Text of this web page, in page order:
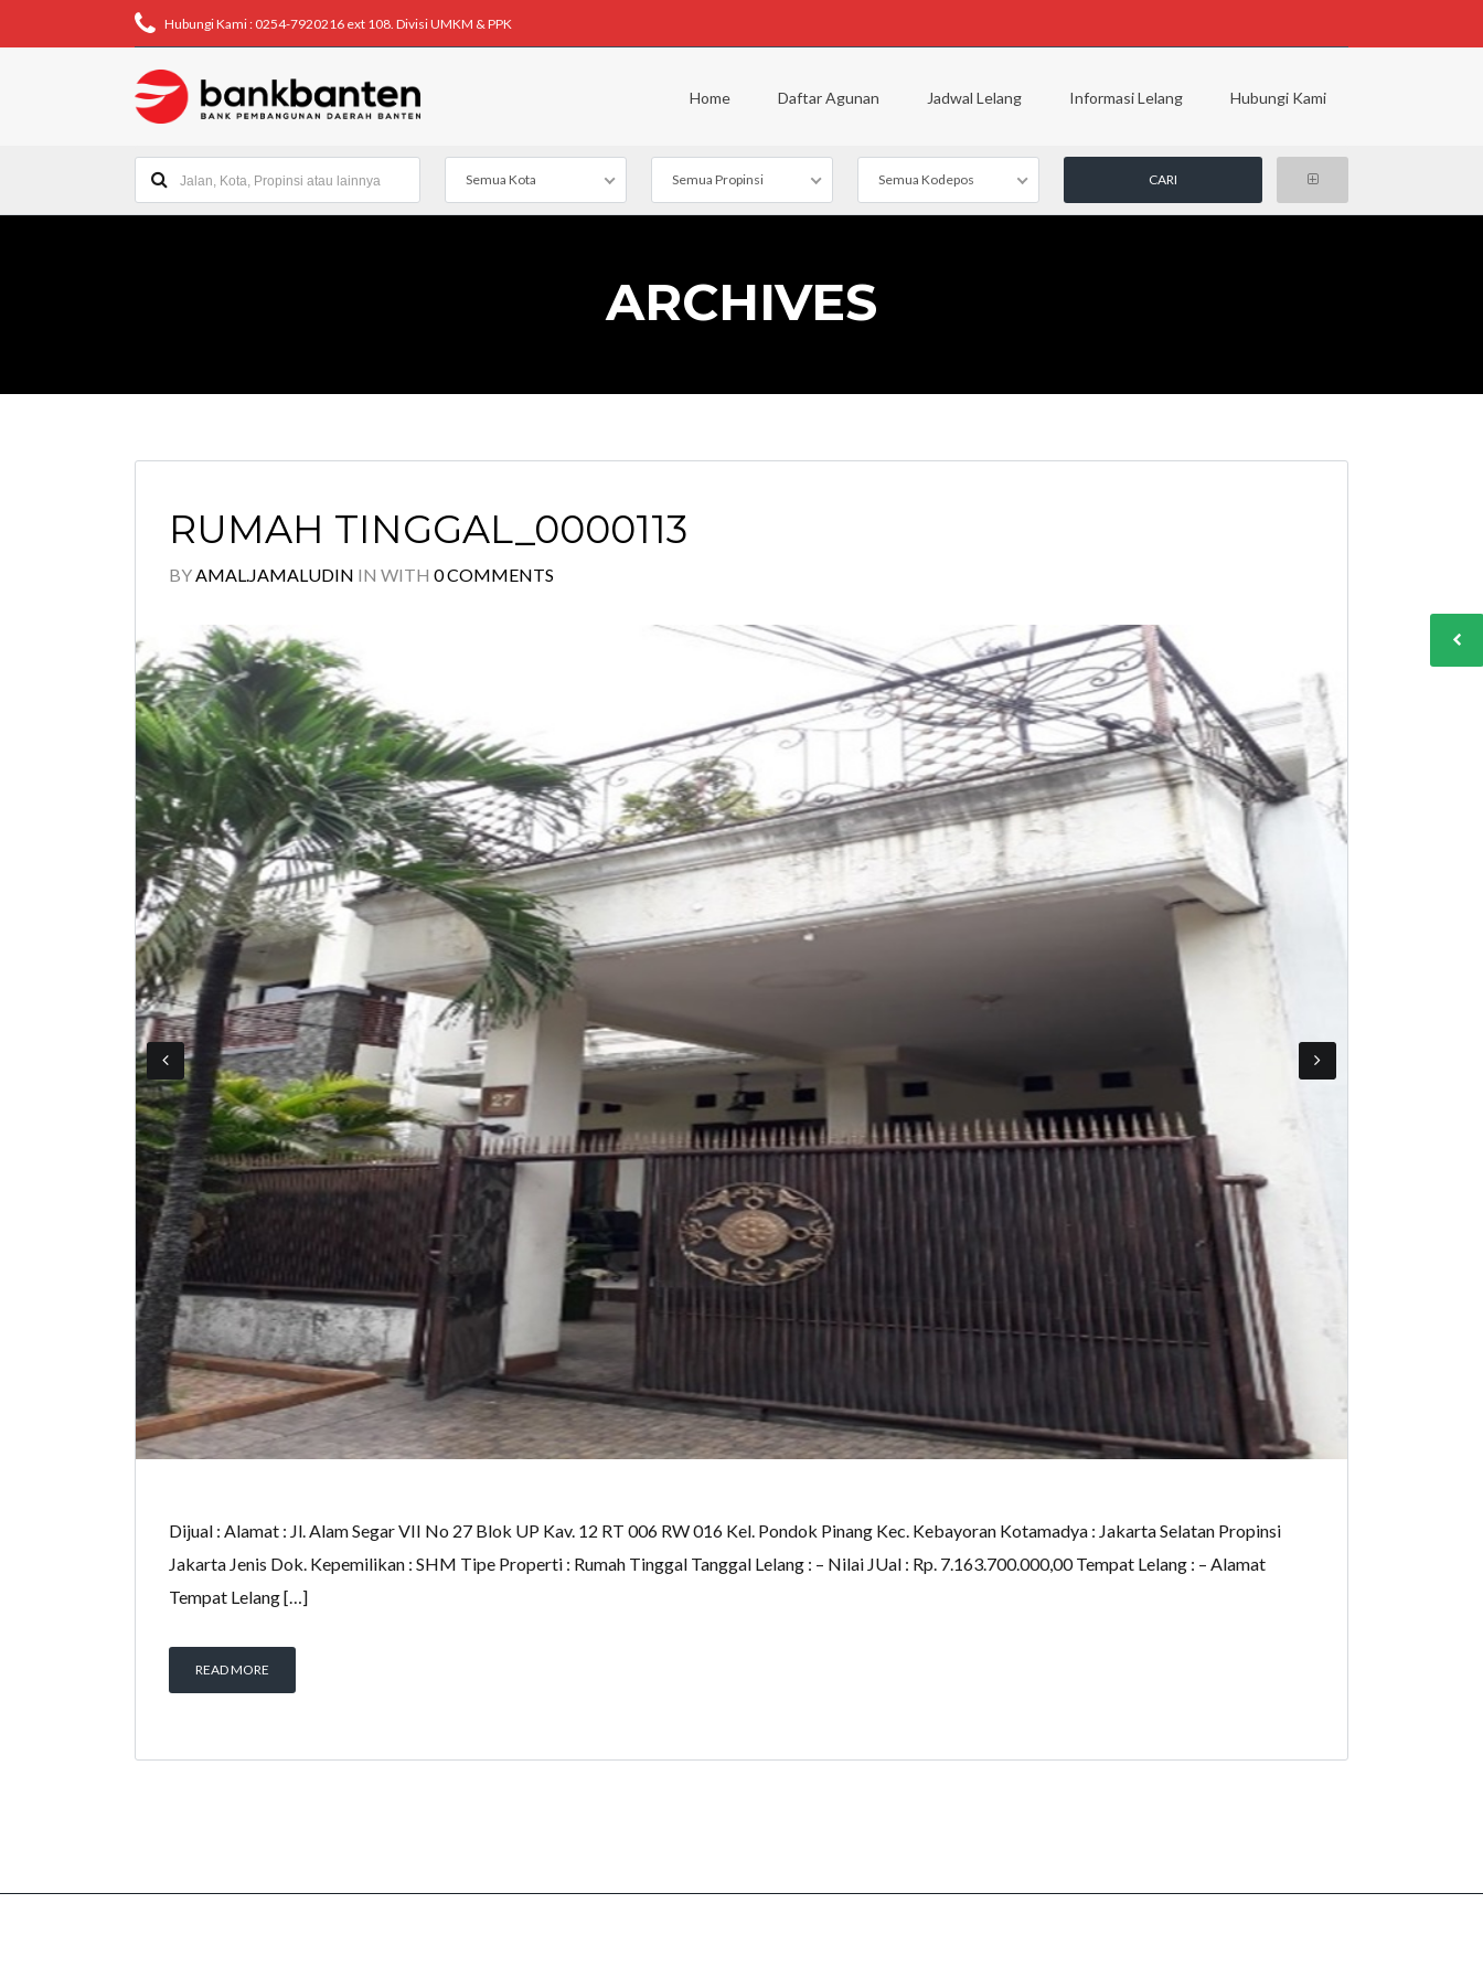
Hubungi Kami : 0254-7920216 ext 108. Divisi UMKM & PPK
Home Daftar Agunan Jadwal Lelang Informasi Lelang Hubungi Kami
Semua Kota Semua Propinsi Semua Kodepos
ARCHIVES
RUMAH TINGGAL_0000113
BYAMAL.JAMALUDIN IN WITH 0 COMMENTS
Dijual : Alamat : Jl. Alam Segar VII No 27 Blok UP Kav. 12 RT 006 RW 016 Kel. Pondok Pinang Kec. Kebayoran Kotamadya : Jakarta Selatan Propinsi
Jakarta Jenis Dok. Kepemilikan : SHM Tipe Properti : Rumah Tinggal Tanggal Lelang : – Nilai JUal : Rp. 7.163.700.000,00 Tempat Lelang : – Alamat
Tempat Lelang […]
READ MORE